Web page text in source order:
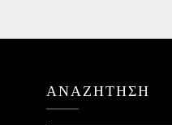
ΑΝΑΖΉΤΗΣΗ